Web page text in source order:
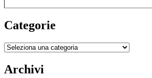
Categorie
Categorie
Archivi